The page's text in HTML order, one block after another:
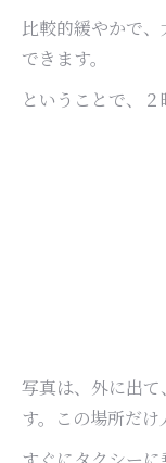
比較的緩やかで
できます。
ということで、
写真は、外に出
す。この場所だ